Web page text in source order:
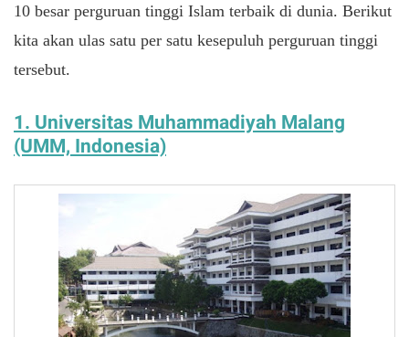
10 besar perguruan tinggi Islam terbaik di dunia. Berikut
kita akan ulas satu per satu kesepuluh perguruan tinggi
tersebut.
1. Universitas Muhammadiyah Malang
(UMM, Indonesia)